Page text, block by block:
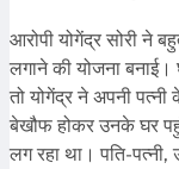
आरोपी योगेंद्र सोरी ने
लगाने की योजना
तो योगेंद्र ने अपनी
बेखौफ होकर उनके घर
लग रहा था। पति-